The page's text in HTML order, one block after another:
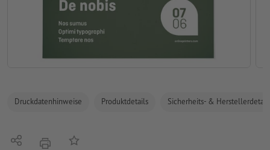
Druckdatenhinweise Produktdetails Sicherheits- &
Teilen DruckenAuf die Merkliste